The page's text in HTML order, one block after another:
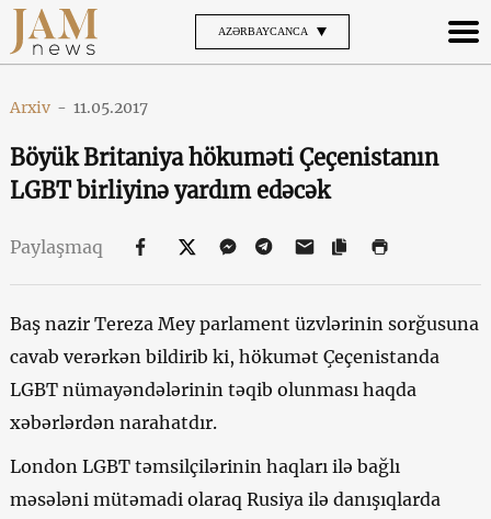
AZƏRBAYCANCA
Arxiv - 11.05.2017
Böyük Britaniya hökuməti Çeçenistanın
LGBT birliyinə yardım edəcək
Paylaşmaq
Baş nazir Tereza Mey parlament üzvlərinin sorğusuna
cavab verərkən bildirib ki, hökumət Çeçenistanda
LGBT nümayəndələrinin təqib olunması haqda
xəbərlərdən narahatdır.
London LGBT təmsilçilərinin haqları ilə bağlı
məsələni mütəmadi olaraq Rusiya ilə danışıqlarda